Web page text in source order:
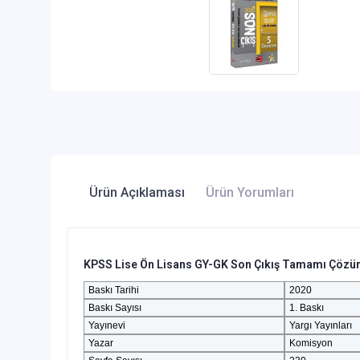
Ürün Açıklaması Ürün Yorumları
KPSS Lise Ön Lisans GY-GK Son Çıkış Tamamı
Baskı Tarihi
2020
Baskı Sayısı
1. Baskı
Yayınevi
Yargı Yayınları
Yazar
Komisyon